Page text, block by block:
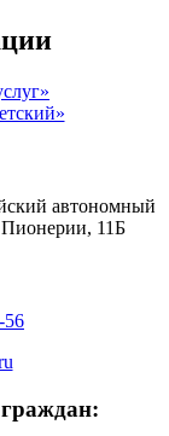
автономный
11Б
56